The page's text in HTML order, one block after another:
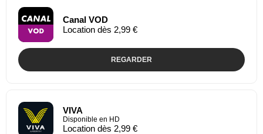
Canal VOD
Location dès 2,99 €
REGARDER
VIVA
Disponible en HD
Location dès 2,99 €